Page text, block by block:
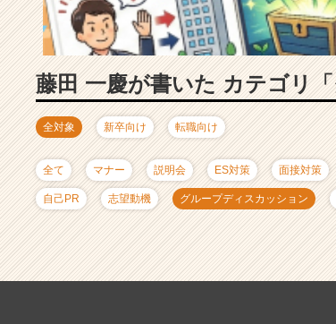
イ
ト
チ
キ
ャ
リ
ア
（C
h
e
藤田 一慶が書いた カテゴリ
全対象 新卒向け 転職向け
全て マナー 説明会 ES対策 面接対策
自己PR 志望動機 グループディスカッション